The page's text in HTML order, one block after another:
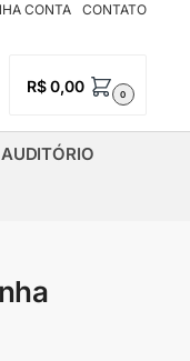
CONTA CONTATO
R$0,00 0
AUDITÓRIO